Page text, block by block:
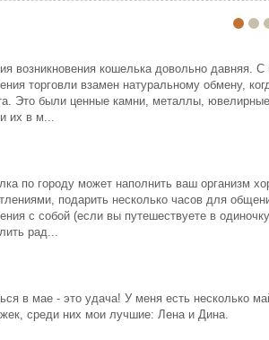
привлекательных, и в то же время
загадочных стран мира...
ЧИТАТЬ ДАЛЕЕ
ХОРОШО БЫТЬ ДЕВУШКОЙ В РО…
Хорошо быть девушкой в розовом
Вот я
возникновения кошелька довольно давняя.
торговли взамен натуральному обмену,
Это были ценные камни, металлы,
их в м...
по городу может наполнить ваш организм
подарить несколько часов для
с собой (если вы путешествуете в
рад...
в мае - это удача! У меня есть несколько
среди них мои лучшие: Лена и Дина.